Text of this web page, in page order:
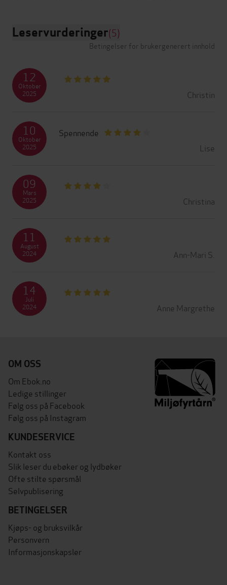
Leservurderinger(5)
Betingelser for brukergenerert innhold
Christin
12
Oktober
2025
Spennende
Lise
10
Oktober
2025
Christina
09
Mars
2025
Ann-Mari S.
11
August
2024
Anne Margrethe
14
Juli
2024
OM OSS
Om Ebok.no
Ledige stillinger
Følg oss på Facebook
Følg oss på Instagram
KUNDESERVICE
Kontakt oss
Slik leser du ebøker og lydbøker
Ofte stilte spørsmål
Selvpublisering
BETINGELSER
Kjøps- og bruksvilkår
Personvern
Informasjonskapsler